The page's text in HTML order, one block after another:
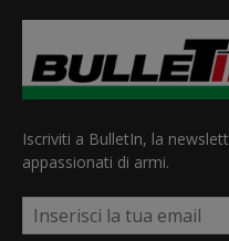
Iscriviti a BulletIn, la
appassionati di armi.